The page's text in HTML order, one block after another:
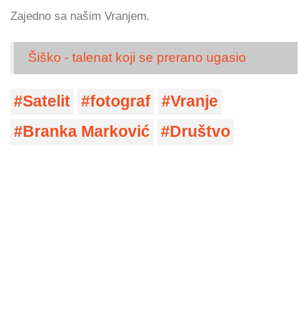
Zajedno sa našim Vranjem.
Šiško - talenat koji se prerano ugasio
Satelit fotograf
Vranje
Branka Marković
Društvo